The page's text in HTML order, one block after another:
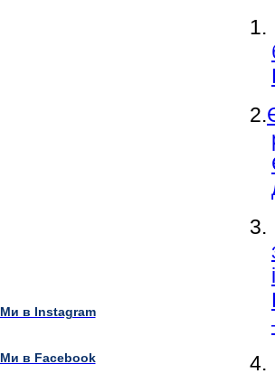
Ми в Instagram
Ми в Facebook
1.
2.
3.
4.